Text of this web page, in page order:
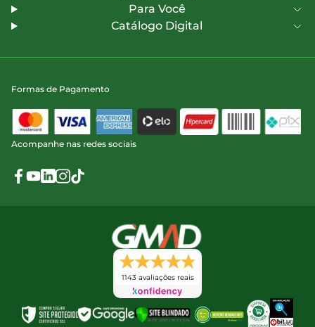
Para Você
Catálogo Digital
Formas de Pagamento
Acompanhe nas redes sociais
1143 avaliações reais